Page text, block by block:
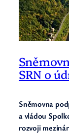
SRN o
Sněmovna
a vládou
rozvoji